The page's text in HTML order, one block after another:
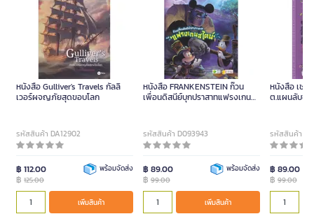
หนังสือ Gulliver's Travels กัลลิ
เวอร์ผจญภัยสุดขอบโลก
รหัสสินค้า DA12902
฿ 112.00
฿ 125.00
พร้อมจัดส่ง
เพิ่มสินค้า
หนังสือ FRANKENSTEIN ก๊วน
เพื่อนดิสนีย์บุกปราสาทแฟรงเกนส
รหัสสินค้า D093943
฿ 89.00
฿ 99.00
พร้อมจัดส่ง
เพิ่มสินค้า
หนังสือ เชอ
ต.แผนลับขอ
รหัสสินค้า
฿ 89.00
฿99.00